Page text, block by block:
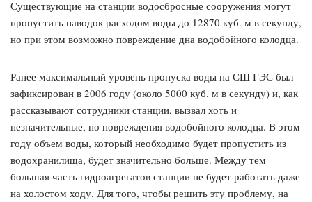
Существующие на станции водосбросные сооружения могут
пропустить паводок расходом воды до 12870 куб. м в секунду,
но при этом возможно повреждение дна водобойного колодца.
Ранее максимальный уровень пропуска воды на СШ ГЭС был
зафиксирован в 2006 году (около 5000 куб. м в секунду) и, как
рассказывают сотрудники станции, вызвал хоть и
незначительные, но повреждения водобойного колодца. В этом
году объем воды, который необходимо будет пропустить из
водохранилища, будет значительно больше. Между тем
большая часть гидроагрегатов станции не будет работать даже
на холостом ходу. Для того, чтобы решить эту проблему, на